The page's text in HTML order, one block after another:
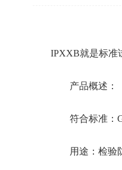
IPXXB就是标准
产品概述：
符合标准：GB/
用途：检验防